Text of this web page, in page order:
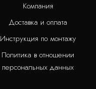
Компания
Доставка и оплата
Инструкция по монтажу
Политика в отношении
персональных данных